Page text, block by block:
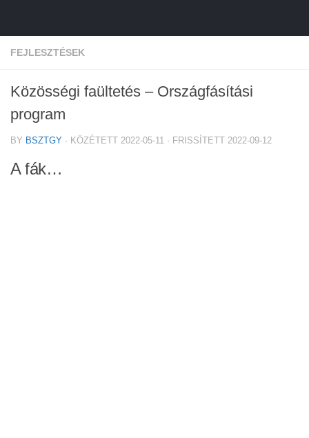
FEJLESZTÉSEK
Közösségi faültetés – Országfásítási
program
BY BSZTGY · KÖZÉTETT 2022-05-11 · FRISSÍTETT 2022-09-12
A fák…